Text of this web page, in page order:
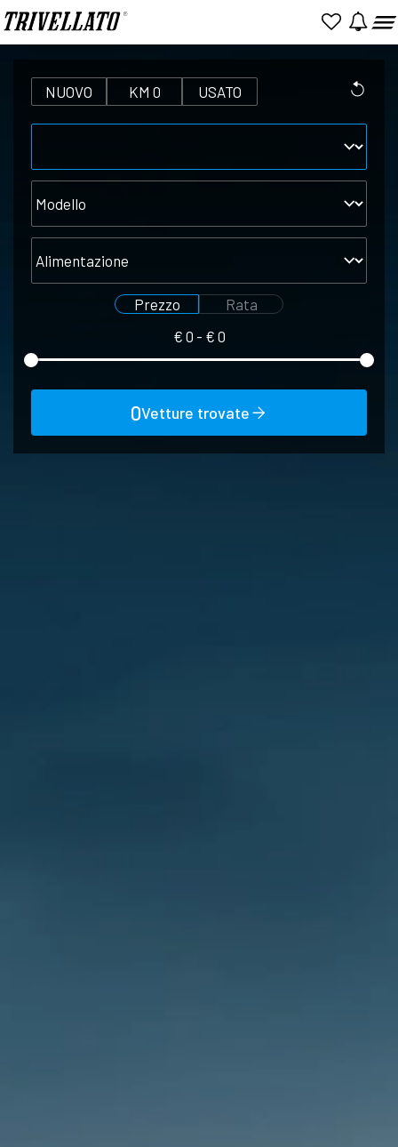
NUOVO KM 0 USATO
Prezzo
Rata
€ 0 - € 0
Seleziona
Seleziona
rata
0Vetture trovate